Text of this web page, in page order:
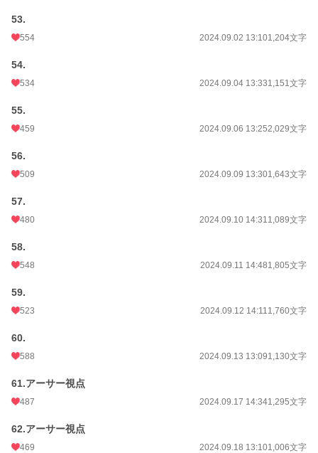
53.
554 2024.09.02 13:101,204文字
54.
534 2024.09.04 13:331,151文字
55.
459 2024.09.06 13:252,029文字
56.
509 2024.09.09 13:301,643文字
57.
480 2024.09.10 14:311,089文字
58.
548 2024.09.11 14:481,805文字
59.
523 2024.09.12 14:111,760文字
60.
588 2024.09.13 13:091,130文字
61.アーサー視点
487 2024.09.17 14:341,295文字
62.アーサー視点
469 2024.09.18 13:101,006文字